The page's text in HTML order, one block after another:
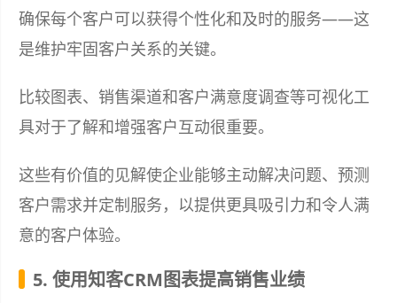
确保每个客户可以获得个性化和及时的服务——这
是维护牢固客户关系的关键。
比较图表、销售渠道和客户满意度调查等可视化工
具对于了解和增强客户互动很重要。
这些有价值的见解使企业能够主动解决问题、预测
客户需求并定制服务，以提供更具吸引力和令人满
意的客户体验。
5. 使用知客CRM图表提高销售业绩